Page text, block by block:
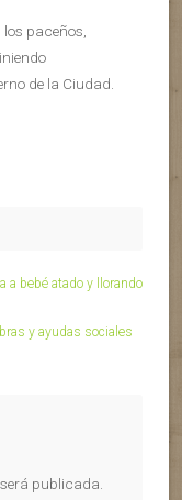
los paceños,
de la Ciudad.
a bebé atado y llorando
y ayudas sociales
publicada.